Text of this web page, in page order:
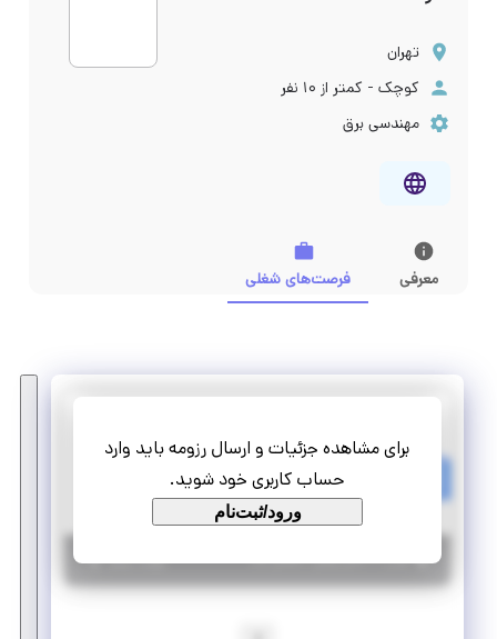
تهران
کوچک - کمتر از ۱۰ نفر
مهندسی برق
معرفی فرصت‌های شغلی
برای مشاهده جزئیات و ارسال رزومه باید وارد
حساب کاربری خود شوید.
ورود/ثبت‌نام
استخدام مهندس الکترونیک
تمام وقت استخدام
تهران |۶ سال پیش | منقضی شده جزئیات بیشتر